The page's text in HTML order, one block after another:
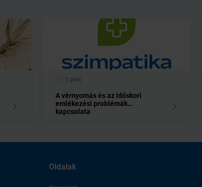
1 perc
A vérnyomás és az időskori
emlékezési problémák
kapcsolata
Oldalak